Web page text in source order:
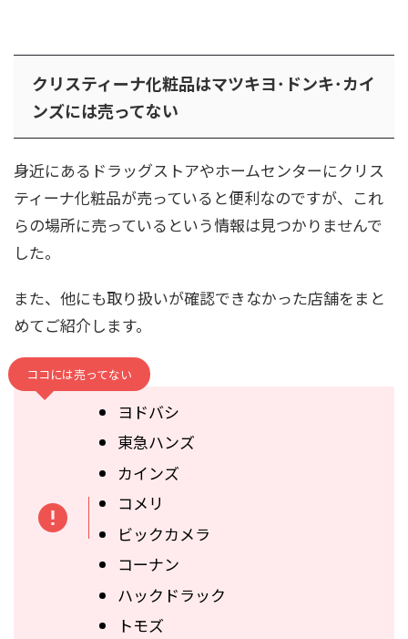
クリスティーナ化粧品はマツキヨ･ドンキ･カイ
ンズには売ってない
身近にあるドラッグストアやホームセンターにクリス
ティーナ化粧品が売っていると便利なのですが、これ
らの場所に売っているという情報は見つかりませんで
した。
また、他にも取り扱いが確認できなかった店舗をまと
めてご紹介します。
ココには売ってない
ヨドバシ
東急ハンズ
カインズ
コメリ
ビックカメラ
コーナン
ハックドラック
トモズ